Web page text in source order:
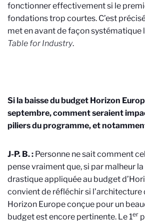
fonctionner effectivement si le
fondations trop courtes. C’est
met en avant de façon systématique
Table for Industry.
Si la baisse du budget Horizon
septembre, comment seraient
piliers du programme, et notamment
J-P. B. : Personne ne sait comment
pense vraiment que, si par malheur
drastique appliquée au budget
convient de réfléchir si
Horizon Europe conçue pour un
budget est encore pertinente. Le 1er